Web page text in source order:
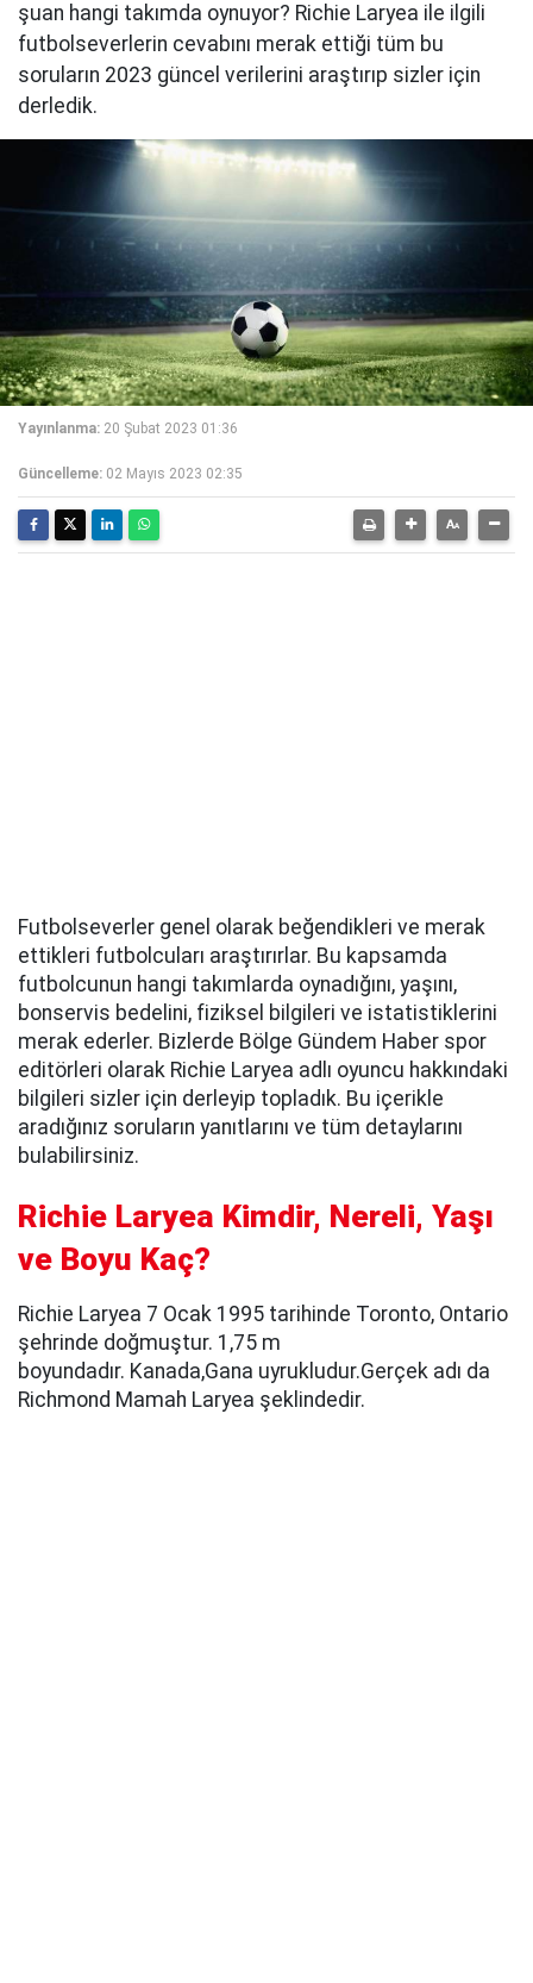
şuan hangi takımda oynuyor? Richie Laryea ile ilgili
futbolseverlerin cevabını merak ettiği tüm bu
soruların 2023 güncel verilerini araştırıp sizler için
derledik.
Yayınlanma: 20 Şubat 2023 01:36
Güncelleme: 02 Mayıs 2023 02:35
Futbolseverler genel olarak beğendikleri ve merak
ettikleri futbolcuları araştırırlar. Bu kapsamda
futbolcunun hangi takımlarda oynadığını, yaşını,
bonservis bedelini, fiziksel bilgileri ve istatistiklerini
merak ederler. Bizlerde Bölge Gündem Haber spor
editörleri olarak Richie Laryea adlı oyuncu hakkındaki
bilgileri sizler için derleyip topladık. Bu içerikle
aradığınız soruların yanıtlarını ve tüm detaylarını
bulabilirsiniz.
Richie Laryea Kimdir, Nereli, Yaşı
ve Boyu Kaç?
Richie Laryea 7 Ocak 1995 tarihinde Toronto, Ontario
şehrinde doğmuştur. 1,75 m
boyundadır. Kanada,Gana uyrukludur.Gerçek adı da
Richmond Mamah Laryea şeklindedir.